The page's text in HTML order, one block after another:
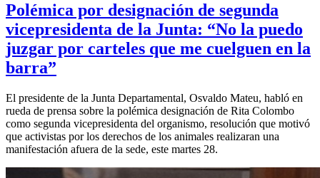
Polémica por designación de segunda
vicepresidenta de la Junta: “No la puedo
juzgar por carteles que me cuelguen en la
barra”
El presidente de la Junta Departamental, Osvaldo Mateu, habló en
rueda de prensa sobre la polémica designación de Rita Colombo
como segunda vicepresidenta del organismo, resolución que motivó
que activistas por los derechos de los animales realizaran una
manifestación afuera de la sede, este martes 28.